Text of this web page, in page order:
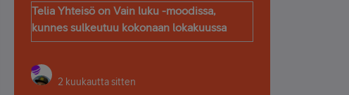
Telia Yhteisö on Vain luku -moodissa,
kunnes sulkeutuu kokonaan lokakuussa
2 kuukautta sitten